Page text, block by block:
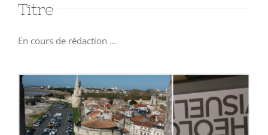
Titre
En cours de rédaction …